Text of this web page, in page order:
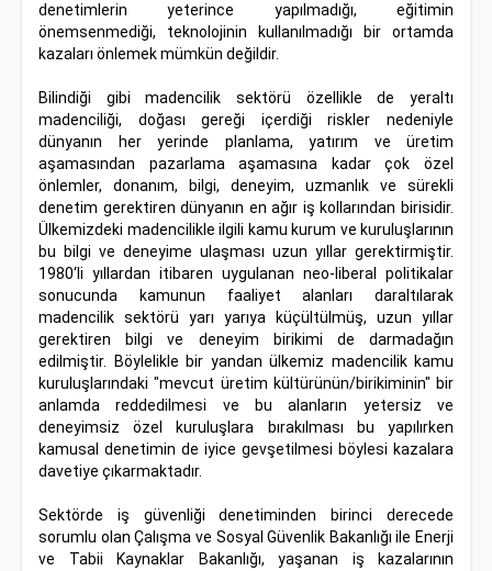
denetimlerin yeterince yapılmadığı, eğitimin
önemsenmediği, teknolojinin kullanılmadığı bir ortamda
kazaları önlemek mümkün değildir.
Bilindiği gibi madencilik sektörü özellikle de yeraltı
madenciliği, doğası gereği içerdiği riskler nedeniyle
dünyanın her yerinde planlama, yatırım ve üretim
aşamasından pazarlama aşamasına kadar çok özel
önlemler, donanım, bilgi, deneyim, uzmanlık ve sürekli
denetim gerektiren dünyanın en ağır iş kollarından birisidir.
Ülkemizdeki madencilikle ilgili kamu kurum ve kuruluşlarının
bu bilgi ve deneyime ulaşması uzun yıllar gerektirmiştir.
1980‘li yıllardan itibaren uygulanan neo-liberal politikalar
sonucunda kamunun faaliyet alanları daraltılarak
madencilik sektörü yarı yarıya küçültülmüş, uzun yıllar
gerektiren bilgi ve deneyim birikimi de darmadağın
edilmiştir. Böylelikle bir yandan ülkemiz madencilik kamu
kuruluşlarındaki "mevcut üretim kültürünün/birikiminin" bir
anlamda reddedilmesi ve bu alanların yetersiz ve
deneyimsiz özel kuruluşlara bırakılması bu yapılırken
kamusal denetimin de iyice gevşetilmesi böylesi kazalara
davetiye çıkarmaktadır.
Sektörde iş güvenliği denetiminden birinci derecede
sorumlu olan Çalışma ve Sosyal Güvenlik Bakanlığı ile Enerji
ve Tabii Kaynaklar Bakanlığı, yaşanan iş kazalarının